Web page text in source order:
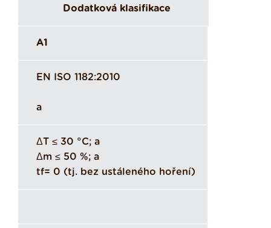
Dodatková klasifikace
A1
EN ISO 1182:2010
a
ΔT ≤ 30 °C; a
Δm ≤ 50 %; a
tf= 0 (tj. bez ustáleného hoření)